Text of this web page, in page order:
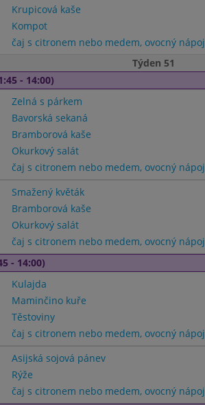
Krupicová kaše
Kompot
čaj s citronem nebo medem, ovocný nápoj
Týden 51
- 14:00)
Zelná s párkem
Bavorská sekaná
Bramborová kaše
Okurkový salát
čaj s citronem nebo medem, ovocný nápoj
Smažený květák
Bramborová kaše
Okurkový salát
čaj s citronem nebo medem, ovocný nápoj
- 14:00)
Kulajda
Maminčino kuře
Těstoviny
čaj s citronem nebo medem, ovocný nápoj
Asijská sojová pánev
Rýže
čaj s citronem nebo medem, ovocný nápoj